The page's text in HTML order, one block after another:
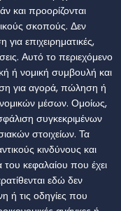
και προορίζονται
σκοπούς. Δεν
επιχειρηματικές,
Αυτό το περιεχόμενο
ή νομική συμβουλή και
για αγορά, πώληση ή
μέσων. Ομοίως,
συγκεκριμένων
στοιχείων. Τα
κινδύνους και
κεφαλαίου που έχει
εδώ δεν
ή τις οδηγίες που